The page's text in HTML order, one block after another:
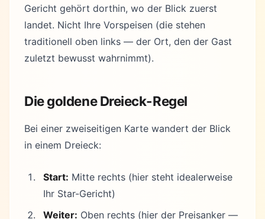
Gericht gehört dorthin, wo der Blick zuerst
landet. Nicht Ihre Vorspeisen (die stehen
traditionell oben links — der Ort, den der Gast
zuletzt bewusst wahrnimmt).
Die goldene Dreieck-Regel
Bei einer zweiseitigen Karte wandert der Blick
in einem Dreieck:
Start: Mitte rechts (hier steht idealerweise
Ihr Star-Gericht)
Weiter: Oben rechts (hier der Preisanker —